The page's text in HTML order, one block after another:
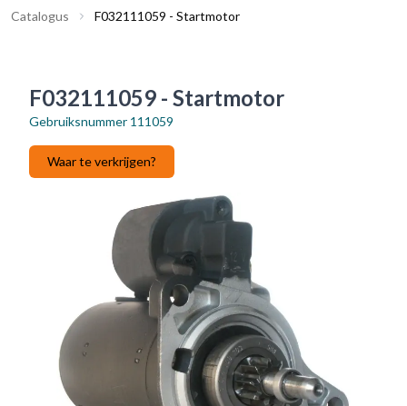
Catalogus F032111059 - Startmotor
F032111059 - Startmotor
Gebruiksnummer 111059
Waar te verkrijgen?